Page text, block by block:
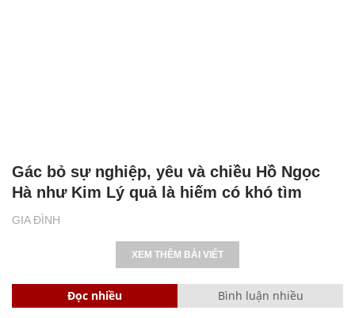
GIA ĐÌNH
Gác bỏ sự nghiệp, yêu và chiều Hồ Ngọc
Hà như Kim Lý quả là hiếm có khó tìm
XEM THÊM BÀI VIẾT
Đọc nhiều Bình luận nhiều